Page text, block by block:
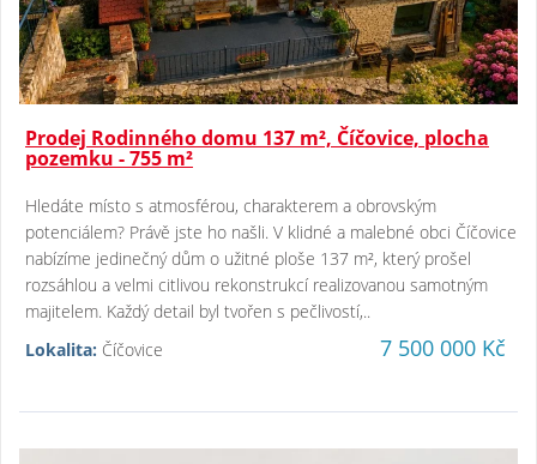
Prodej Rodinného domu 137 m², Číčovice, plocha
pozemku - 755 m²
Hledáte místo s atmosférou, charakterem a obrovským
potenciálem? Právě jste ho našli. V klidné a malebné obci Číčovice
nabízíme jedinečný dům o užitné ploše 137 m², který prošel
rozsáhlou a velmi citlivou rekonstrukcí realizovanou samotným
majitelem. Každý detail byl tvořen s pečlivostí,..
Lokalita: Číčovice 7 500 000 Kč